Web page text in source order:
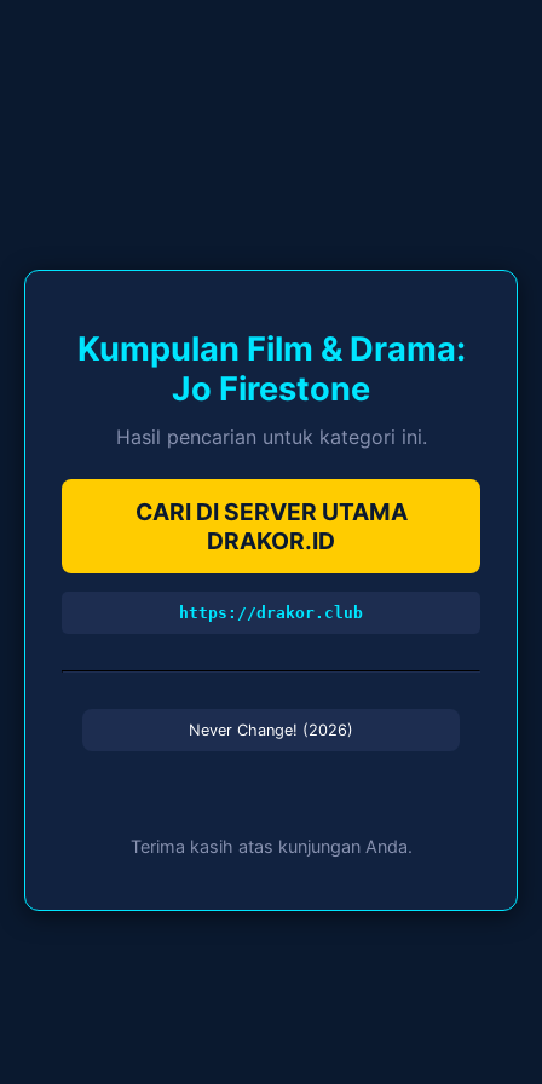
Kumpulan Film & Drama:
Jo Firestone
Hasil pencarian untuk kategori ini.
CARI DI SERVER UTAMA
DRAKOR.ID
https://drakor.club
Never Change! (2026)
Terima kasih atas kunjungan Anda.